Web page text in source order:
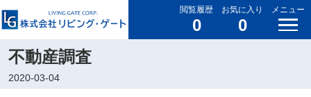
閲覧履歴
0
お気に入り
0
メニュー
不動産調査
2020-03-04